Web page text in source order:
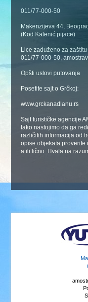
011/77-000-50
Makenzijeva 44, Beograd
(Kod Kalenić pijace)
Lice zaduženo za
011/77-000-50,
Opšti uslovi putovanja
Posetite sajt o Grčkoj:
www.grckanadlanu.rs
Sajt turističke agencije
Iako nastojimo da ga
različitih informacija od
opise objekata proverite
a ili lično. Hvala na